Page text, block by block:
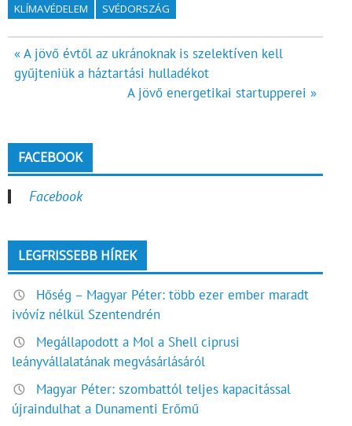
KLÍMAVÉDELEM
SVÉDORSZÁG
Bejegyzés
navigáció
« A jövő évtől az ukránoknak is szelektíven kell
gyűjteniük a háztartási hulladékot
A jövő energetikai startupperei »
FACEBOOK
Facebook
LEGFRISSEBB HÍREK
Hőség – Magyar Péter: több ezer ember maradt
ivóvíz nélkül Szentendrén
Megállapodott a Mol a Shell ciprusi
leányvállalatának megvásárlásáról
Magyar Péter: szombattól teljes kapacitással
újraindulhat a Dunamenti Erőmű